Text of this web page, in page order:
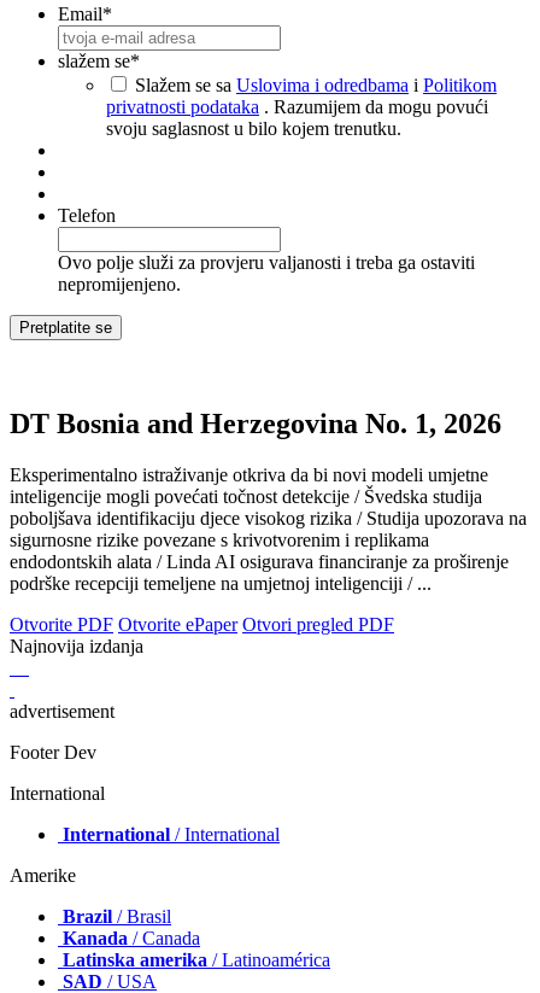
Email*
slažem se*
Slažem se sa Uslovima i odredbama i Politikom
privatnosti podataka . Razumijem da mogu povući
svoju saglasnost u bilo kojem trenutku.
Telefon
Ovo polje služi za provjeru valjanosti i treba ga ostaviti
nepromijenjeno.
DT Bosnia and Herzegovina No. 1, 2026
Eksperimentalno istraživanje otkriva da bi novi modeli umjetne
inteligencije mogli povećati točnost detekcije / Švedska studija
poboljšava identifikaciju djece visokog rizika / Studija upozorava na
sigurnosne rizike povezane s krivotvorenim i replikama
endodontskih alata / Linda AI osigurava financiranje za proširenje
podrške recepciji temeljene na umjetnoj inteligenciji / ...
Otvorite PDF Otvorite ePaper Otvori pregled PDF
Najnovija izdanja
advertisement
Footer Dev
International
International / International
Amerike
Brazil / Brasil
Kanada / Canada
Latinska amerika / Latinoamérica
SAD / USA